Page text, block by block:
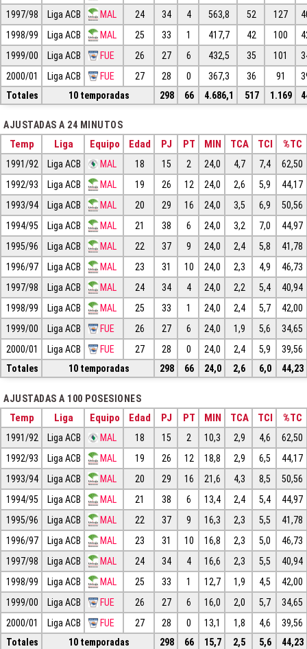
1997/98
Liga ACB MAL 24 34 4 563,8 52 127
1998/99
Liga ACB MAL 25 33 1 417,7 42 100
1999/00
Liga ACB FUE 26 27 6 432,5 35 101
2000/01
Liga ACB FUE 27 28 0 367,3 36 91
Totales
10 temporadas 298 66 4.686,1 517 1.169
AJUSTADAS A 24 MINUTOS
Temp Liga Equipo Edad PJ PT MIN TCA TCI %TC
1991/92 Liga ACB MAL 18 15 2 24,0 4,7 7,4
62,50
1992/93
Liga ACB MAL 19 26 12 24,0 2,6 5,9
44,17
1993/94
Liga ACB MAL 20 29 16 24,0 3,5 6,9
50,56
1994/95
Liga ACB MAL 21 38 6 24,0 3,2 7,0
44,97
1995/96
Liga ACB MAL 22 37 9 24,0 2,4 5,8
41,78
1996/97
Liga ACB MAL 23 31 10 24,0 2,3 4,9
46,73
1997/98
Liga ACB MAL 24 34 4 24,0 2,2 5,4
40,94
1998/99
Liga ACB MAL 25 33 1 24,0 2,4 5,7
42,00
1999/00
Liga ACB FUE 26 27 6 24,0 1,9 5,6
34,65
2000/01
Liga ACB FUE 27 28 0 24,0 2,4 5,9
39,56
Totales
10 temporadas 298 66 24,0 2,6 6,0 44,23
AJUSTADAS A 100 POSESIONES
Temp Liga Equipo Edad PJ PT MIN TCA TCI %TC
1991/92 Liga ACB MAL 18 15 2 10,3 2,9 4,6
62,50
1992/93
Liga ACB MAL 19 26 12 18,8 2,9 6,5
44,17
1993/94
Liga ACB MAL 20 29 16 21,6 4,3 8,5
50,56
1994/95
Liga ACB MAL 21 38 6 13,4 2,4 5,4
44,97
1995/96
Liga ACB MAL 22 37 9 16,3 2,3 5,5
41,78
1996/97
Liga ACB MAL 23 31 10 16,8 2,3 5,0
46,73
1997/98
Liga ACB MAL 24 34 4 16,6 2,3 5,5
40,94
1998/99
Liga ACB MAL 25 33 1 12,7 1,9 4,5
42,00
1999/00
Liga ACB FUE 26 27 6 16,0 2,0 5,7
34,65
2000/01
Liga ACB FUE 27 28 0 13,1 1,8 4,6
39,56
Totales
10 temporadas 298 66 15,7 2,5 5,6 44,23